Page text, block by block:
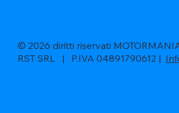
© 2026 diritti riservati
RST SRL | P.IVA 04891790612 |